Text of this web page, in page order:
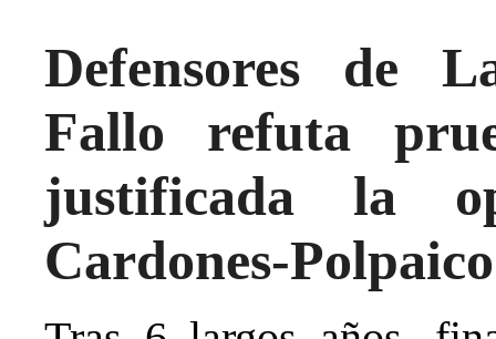
Defensores de
Fallo refuta
justificada la
Cardones-Polpaico